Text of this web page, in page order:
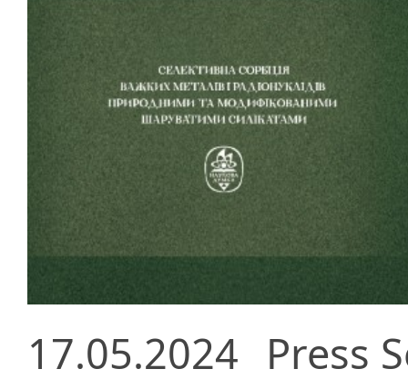
17.05.2024 Press